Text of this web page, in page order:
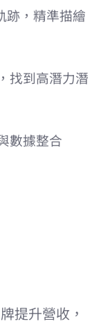
跡，精準描繪
找到高潛力潛
數據整合
提升營收，